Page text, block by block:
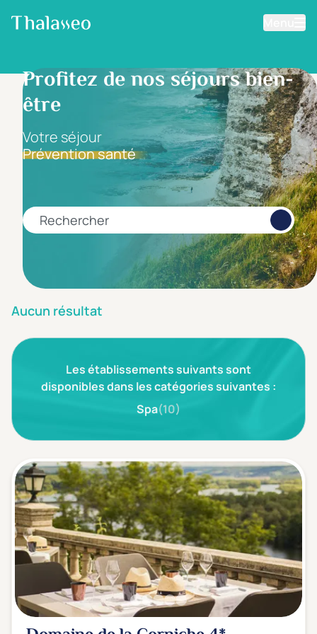
Aller au contenu principal
Profitez de nos séjours bien-
être
Votre séjour
Prévention santé
Rechercher
Filtrer les résultats
Fourchette de prix
Prix par personne
Maximum
5 étoiles *****
(0)
Note de nos clients
D'après notre partenaire Avis-Vérifiés
(0)
Très bien: 3.5+
(0)
Envie de
Bord de mer
(0)
Ville
Montagne
(0)
Campagne
(0)
Aucun résultat
Les établissements suivants sont
disponibles dans les catégories suivantes :
Spa(10)